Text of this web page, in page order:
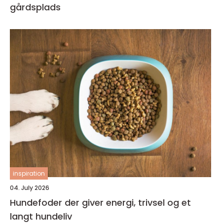
gårdsplads
inspiration
04. July 2026
Hundefoder der giver energi, trivsel og et
langt hundeliv